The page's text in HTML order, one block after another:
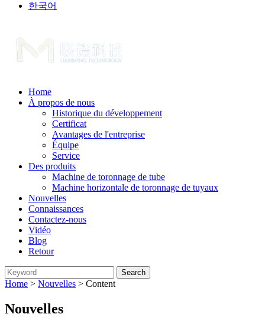
한국어
Home
À propos de nous
Historique du développement
Certificat
Avantages de l'entreprise
Équipe
Service
Des produits
Machine de toronnage de tube
Machine horizontale de toronnage de tuyaux
Nouvelles
Connaissances
Contactez-nous
Vidéo
Blog
Retour
Home > Nouvelles > Content
Nouvelles